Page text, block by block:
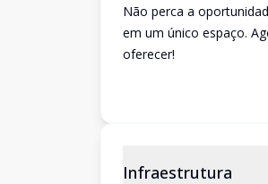
Não perca a
em um único espaço.
oferecer!
Infraestrutura